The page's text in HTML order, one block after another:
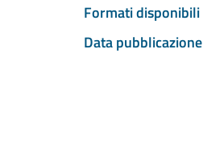
Formati disponibili
Data pubblicazione